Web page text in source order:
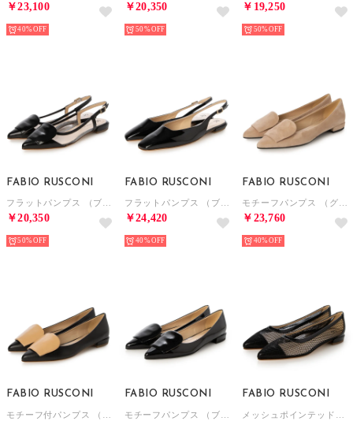
￥23,100
40%
￥20,350
50%
￥19,250
50%
FABIO RUSCONI
￥20,350
50%
FABIO RUSCONI
￥24,420
40%
FABIO RUSCONI
￥23,760
40%
FABIO RUSCONI FABIO RUSCONI FABIO RUSCONI